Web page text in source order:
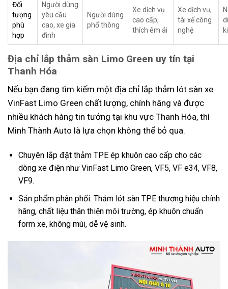
Đối
tượng
phù
hợp
Người dùng
yêu cầu
cao, xe gia
đình
Người dùng
phổ thông
Xe dịch vụ
cao cấp,
thích êm ái
Xe dịch vụ,
tài xế công
nghệ
Địa chỉ lắp thảm sàn Limo Green uy tín tại
Thanh Hóa
Nếu bạn đang tìm kiếm một địa chỉ lắp thảm lót sàn xe
VinFast Limo Green chất lượng, chính hãng và được
nhiều khách hàng tin tưởng tại khu vực Thanh Hóa, thì
Minh Thành Auto là lựa chọn không thể bỏ qua.
Chuyên lắp đặt thảm TPE ép khuôn cao cấp cho các
dòng xe điện như VinFast Limo Green, VF5, VF e34, VF8,
VF9.
Sản phẩm phân phối: Thảm lót sàn TPE thương hiệu chính
hãng, chất liệu thân thiện môi trường, ép khuôn chuẩn
form xe, không mùi, dễ vệ sinh.